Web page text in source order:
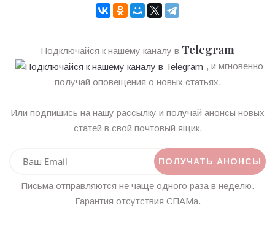
Подключайся к нашему каналу в Telegram
, и мгновенно
получай оповещения о новых статьях.
Или подпишись на нашу рассылку и получай анонсы новых
статей в свой почтовый ящик.
Письма отправляются не чаще одного раза в неделю.
Гарантия отсутствия СПАМа.